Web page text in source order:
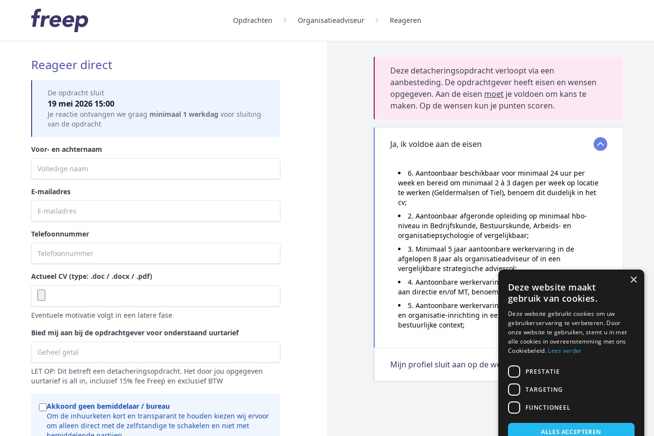
Opdrachten Organisatieadviseur Reageren
Mijn gegevens
Reageer direct
De opdracht sluit
19 mei 2026 15:00
Je reactie ontvangen we graag minimaal 1 werkdag voor sluiting
van de opdracht
Voor- en achternaam
E-mailadres
Telefoonnummer
Actueel CV (type: .doc / .docx / .pdf)
Eventuele motivatie volgt in een latere fase
Bied mij aan bij de opdrachtgever voor onderstaand uurtarief
LET OP: Dit betreft een detacheringsopdracht. Het door jou opgegeven
uurtarief is all in, inclusief 15% fee Freep en exclusief BTW
Akkoord geen bemiddelaar / bureau
Om de inhuurketen kort en transparant te houden kiezen wij ervoor
om alleen direct met de zelfstandige te schakelen en niet met
Deze detacheringsopdracht verloopt via een
aanbesteding. De opdrachtgever heeft eisen en wensen
opgegeven. Aan de eisen moet je voldoen om kans te
maken. Op de wensen kun je punten scoren.
Ja, ik voldoe aan de eisen
6. Aantoonbaar beschikbaar voor minimaal 24 uur per
week en bereid om minimaal 2 à 3 dagen per week op locatie
te werken (Geldermalsen of Tiel), benoem dit duidelijk in het
cv;
2. Aantoonbaar afgeronde opleiding op minimaal hbo-
niveau in Bedrijfskunde, Bestuurskunde, Arbeids- en
organisatiepsychologie of vergelijkbaar;
3. Minimaal 5 jaar aantoonbare werkervaring in de
afgelopen 8 jaar als organisatieadviseur of in een
vergelijkbare strategische adviesrol;
4. Aantoonbare werkervaring met strategische advisering
aan directie en/of MT, benoem dit expliciet in het cv;
5. Aantoonbare werkervaring met organisatieontwikkeling
en organisatie-inrichting in een publieke of publiek-
bestuurlijke context;
Mijn profiel sluit aan op de wensen
×
Deze website maakt
gebruik van cookies.
Deze website gebruikt cookies om uw
gebruikerservaring te verbeteren. Door
onze website te gebruiken, stemt u in met
alle cookies in overeenstemming met ons
Cookiebeleid. Lees verder
PRESTATIE
TARGETING
FUNCTIONEEL
ALLES ACCEPTEREN